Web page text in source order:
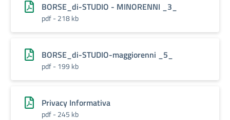
BORSE_di-STUDIO - MINORENNI _3_
pdf - 218 kb
BORSE_di-STUDIO-maggiorenni _5_
pdf - 199 kb
Privacy Informativa
pdf - 245 kb